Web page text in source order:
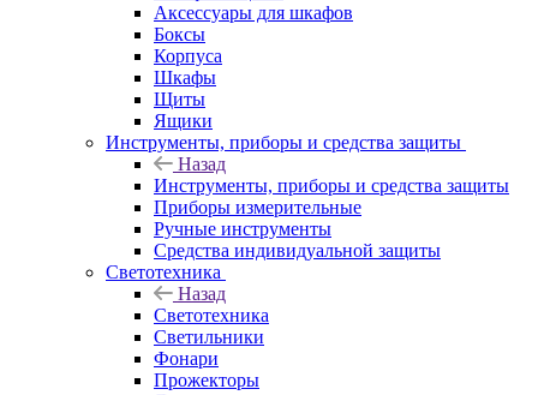
Аксессуары для шкафов
Боксы
Корпуса
Шкафы
Щиты
Ящики
Инструменты, приборы и средства защиты
Назад
Инструменты, приборы и средства защиты
Приборы измерительные
Ручные инструменты
Средства индивидуальной защиты
Светотехника
Назад
Светотехника
Светильники
Фонари
Прожекторы